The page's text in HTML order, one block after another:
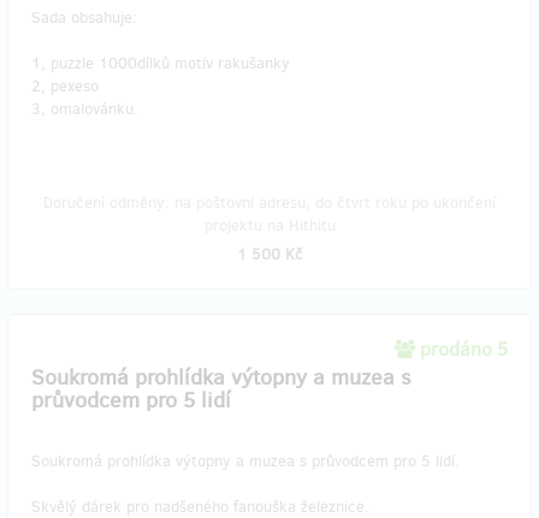
Sada obsahuje:
1, puzzle 1000dílků motiv rakušanky
2, pexeso
3, omalovánku.
1 500 Kč
prodáno 5
Soukromá prohlídka výtopny a muzea s
průvodcem pro 5 lidí
Soukromá prohlídka výtopny a muzea s průvodcem pro 5 lidí.
Skvělý dárek pro nadšeného fanouška železnice.